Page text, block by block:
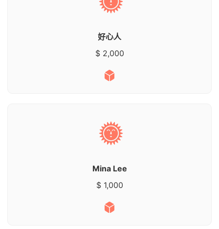
好心人
$ 2,000
Mina Lee
$ 1,000